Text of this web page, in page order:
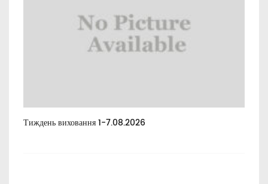
Тиждень виховання 1-7.08.2026